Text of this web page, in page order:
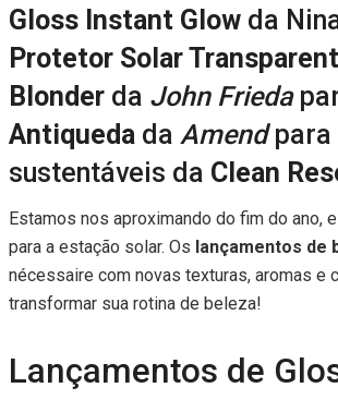
Gloss Instant Glow da
Protetor Solar
Blonder da John Frieda
Antiqueda da Amendpara
sustentáveis da Clean
Estamos nos aproximando do fim do
para a estação solar. Os lançamentos de
nécessaire com novas texturas, aromas
transformar sua rotina de beleza!
Lançamentos de